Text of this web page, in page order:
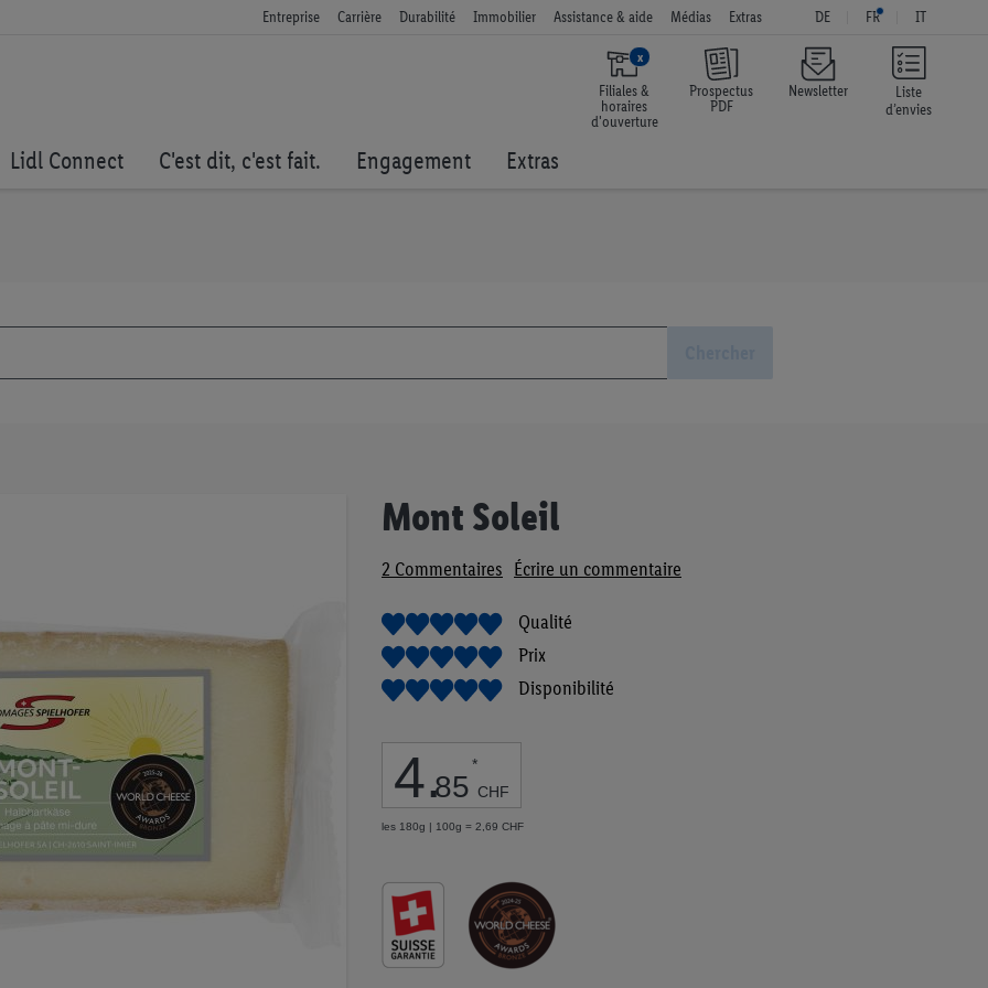
Liste
d’envies
Entreprise Carrière Durabilité Immobilier Assistance & aide Médias Extras DE FR IT
x
Filiales &
horaires
d'ouverture
Prospectus
PDF
Newsletter
Lidl Connect C'est dit, c'est fait. Engagement Extras
Mont Soleil
2 Commentaires Écrire un commentaire
Qualité
Prix
Disponibilité
4.85
*
CHF
les 180g | 100g = 2,69 CHF
Passer
Galerie
d’images